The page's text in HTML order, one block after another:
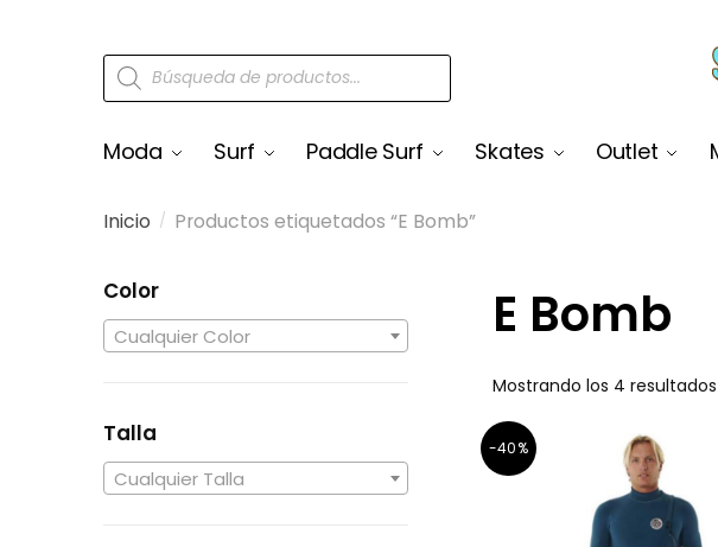
Moda Surf Paddle Surf Skates Outlet
Inicio / Productos etiquetados “E Bomb”
E Bomb
Mostrando los 4 resultados
-40%
Color
Cualquier Color
Talla
Cualquier Talla